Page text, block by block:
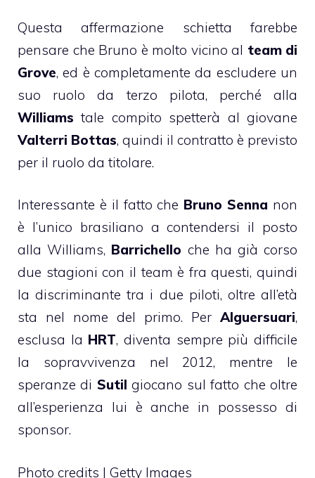
Questa affermazione schietta farebbe
pensare che Bruno è molto vicino al team di
Grove, ed è completamente da escludere un
suo ruolo da terzo pilota, perché alla
Williams tale compito spetterà al giovane
Valterri Bottas, quindi il contratto è previsto
per il ruolo da titolare.
Interessante è il fatto che Bruno Senna non
è l’unico brasiliano a contendersi il posto
alla Williams, Barrichello che ha già corso
due stagioni con il team è fra questi, quindi
la discriminante tra i due piloti, oltre all’età
sta nel nome del primo. Per Alguersuari,
esclusa la HRT, diventa sempre più difficile
la sopravvivenza nel 2012, mentre le
speranze di Sutil giocano sul fatto che oltre
all’esperienza lui è anche in possesso di
sponsor.
Photo credits | Getty Images